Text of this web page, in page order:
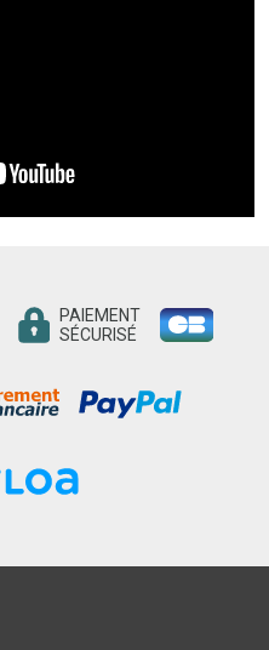
PAIEMENT
SÉCURISÉ